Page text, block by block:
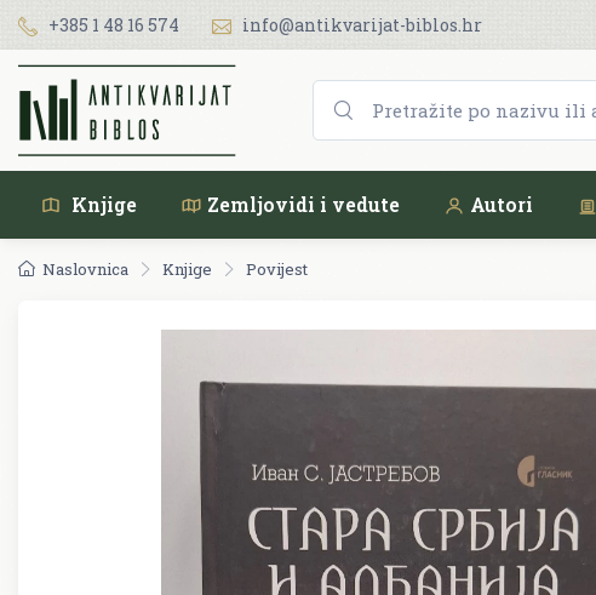
+385 1 48 16 574 info@antikvarijat-biblos.hr
Knjige Zemljovidi i vedute Autori
Naslovnica Knjige Povijest